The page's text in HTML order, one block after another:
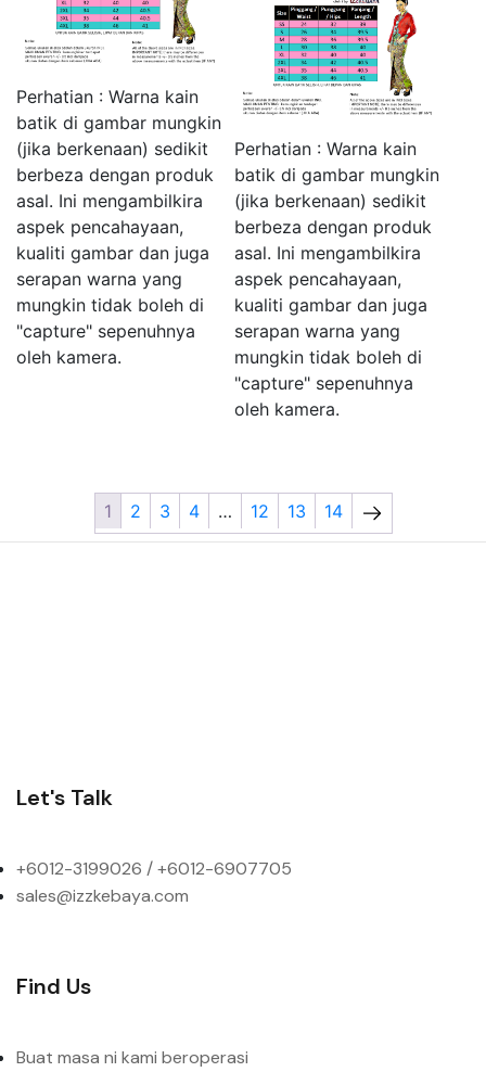
Perhatian : Warna kain
batik di gambar mungkin
(jika berkenaan) sedikit
berbeza dengan produk
asal. Ini mengambilkira
aspek pencahayaan,
kualiti gambar dan juga
serapan warna yang
mungkin tidak boleh di
"capture" sepenuhnya
oleh kamera.
Perhatian : Warna kain
batik di gambar mungkin
(jika berkenaan) sedikit
berbeza dengan produk
asal. Ini mengambilkira
aspek pencahayaan,
kualiti gambar dan juga
serapan warna yang
mungkin tidak boleh di
"capture" sepenuhnya
oleh kamera.
1 2 3 4 … 12 13 14
Let's Talk
+6012-3199026 / +6012-6907705
sales@izzkebaya.com
Find Us
Buat masa ni kami beroperasi